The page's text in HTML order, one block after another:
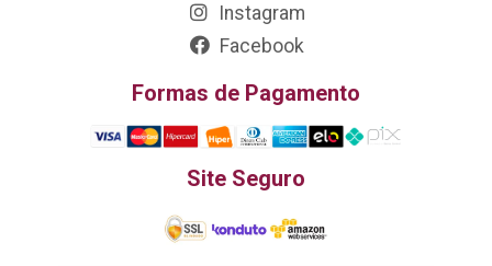
Instagram
Facebook
Formas de Pagamento
Site Seguro